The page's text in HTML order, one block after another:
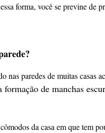
forma, você se previne de
paredes de muitas casas
formação de manchas
da casa em que tem